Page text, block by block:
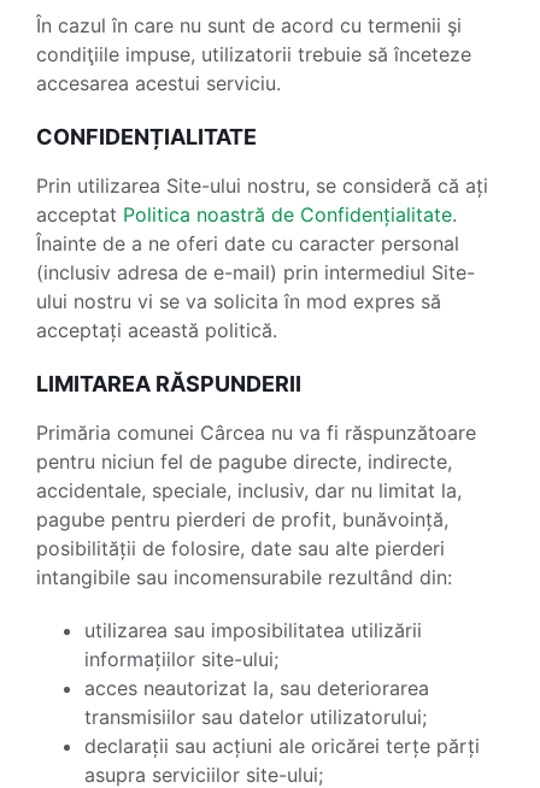
În cazul în care nu sunt de acord cu termenii şi
condiţiile impuse, utilizatorii trebuie să înceteze
accesarea acestui serviciu.
CONFIDENȚIALITATE
Prin utilizarea Site-ului nostru, se consideră că ați
acceptat Politica noastră de Confidențialitate.
Înainte de a ne oferi date cu caracter personal
(inclusiv adresa de e-mail) prin intermediul Site-
ului nostru vi se va solicita în mod expres să
acceptați această politică.
LIMITAREA RĂSPUNDERII
Primăria comunei Cârcea nu va fi răspunzătoare
pentru niciun fel de pagube directe, indirecte,
accidentale, speciale, inclusiv, dar nu limitat la,
pagube pentru pierderi de profit, bunăvoință,
posibilității de folosire, date sau alte pierderi
intangibile sau incomensurabile rezultând din:
utilizarea sau imposibilitatea utilizării
informațiilor site-ului;
acces neautorizat la, sau deteriorarea
transmisiilor sau datelor utilizatorului;
declarații sau acțiuni ale oricărei terțe părți
asupra serviciilor site-ului;